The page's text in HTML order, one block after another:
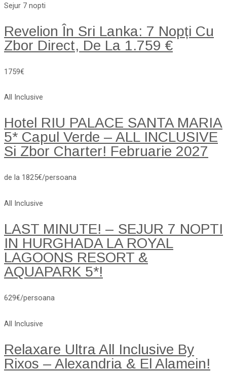
Sejur 7 nopti
Revelion În Sri Lanka: 7 Nopți Cu
Zbor Direct, De La 1.759 €
1759€
All Inclusive
Hotel RIU PALACE SANTA MARIA
5* Capul Verde – ALL INCLUSIVE
Si Zbor Charter! Februarie 2027
de la 1825€/persoana
All Inclusive
LAST MINUTE! – SEJUR 7 NOPTI
IN HURGHADA LA ROYAL
LAGOONS RESORT &
AQUAPARK 5*!
629€/persoana
All Inclusive
Relaxare Ultra All Inclusive By
Rixos – Alexandria & El Alamein!